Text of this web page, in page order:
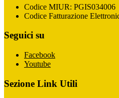
Codice MIUR: PGIS034006
Codice Fatturazione
Seguici su
Facebook
Youtube
Sezione Link Utili